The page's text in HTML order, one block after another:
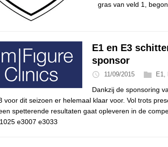
gras van veld 1,
E1 en E3
sponsor
11/09/2015 E1
Dankzij de sponsoring
voor dit seizoen er helemaal klaar voor. Vol trots
spetterende resultaten gaat opleveren in de
e3007 e3033